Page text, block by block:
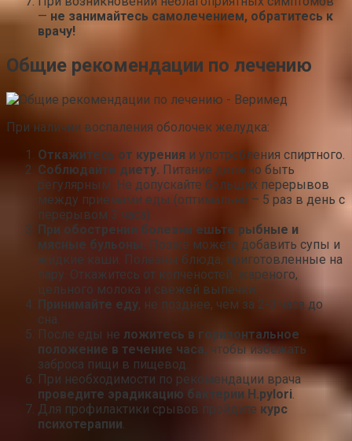
— не занимайтесь самолечением, обратитесь к
врачу!
Общие рекомендации по лечению
При наличии воспаления оболочек желудка:
Откажитесь от курения и употребления спиртного.
Соблюдайте диету. Питание должно быть
регулярным. Не допускайте больших перерывов
между приемами еды (оптимально – 5 раз в день с
перерывом 3 часа).
При обострении болезни ешьте рыбные и
мясные бульоны. Позже можете добавить супы и
жидкие каши. Полезны блюда, приготовленные на
пару. Откажитесь от копченостей, жареного,
цельного молока и свежей выпечки.
Принимайте еду, не позднее, чем за 2-3 часа до
сна.
После еды не ложитесь в горизонтальное
положение в течение часа, чтобы избежать
заброса пищи в пищевод.
При необходимости по рекомендации врача
проведите эрадикацию бактерии H.pylori.
Для профилактики срывов пройдите курс
психотерапии.